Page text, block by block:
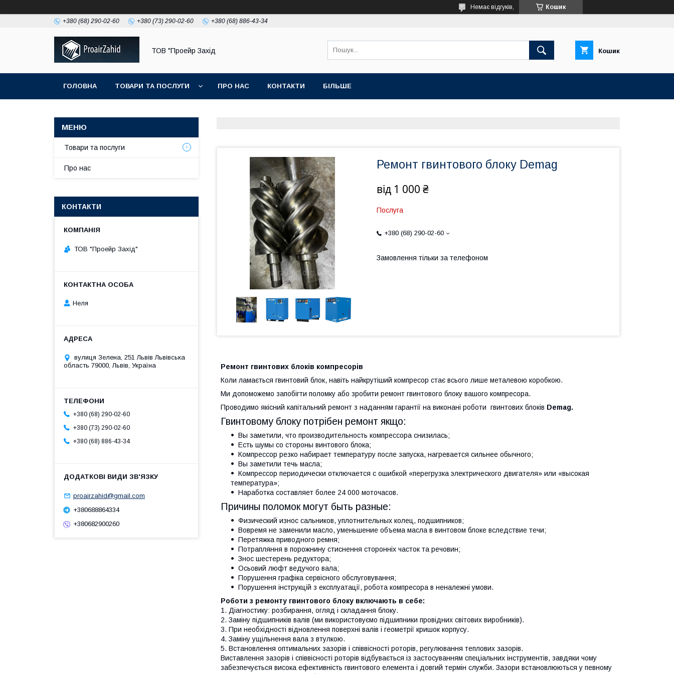
Кошик
Немає відгуків,
+380 (68) 290-02-60 +380 (73) 290-02-60 +380 (68) 886-43-34
ТОВ "Проейр Захід Кошик
ГОЛОВНА ТОВАРИ ТА ПОСЛУГИ ПРО НАС КОНТАКТИ БІЛЬШЕ
Ремонт гвинтового блоку Demag
від 1 000 ₴
Послуга
+380 (68) 290-02-60
Замовлення тільки за телефоном
Ремонт гвинтових блоків компресорів
Коли ламається гвинтовий блок, навіть найкрутіший компресор стає всього лише металевою коробкою.
Ми допоможемо запобігти поломку або зробити ремонт гвинтового блоку вашого компресора.
Проводимо якісний капітальний ремонт з наданням гарантії на виконані роботи гвинтових блоків Demag.
Гвинтовому блоку потрібен ремонт якщо:
Вы заметили, что производительность компрессора снизилась;
Есть шумы со стороны винтового блока;
Компрессор резко набирает температуру после запуска, нагревается сильнее обычного;
Вы заметили течь масла;
Компрессор периодически отключается с ошибкой «перегрузка электрического двигателя» или «высокая
температура»;
Наработка составляет более 24 000 моточасов.
Причины поломок могут быть разные:
Физический износ сальников, уплотнительных колец, подшипников;
Вовремя не заменили масло, уменьшение объема масла в винтовом блоке вследствие течи;
Перетяжка приводного ремня;
Потрапляння в порожнину стиснення сторонніх часток та речовин;
Знос шестерень редуктора;
Осьовий люфт ведучого вала;
Порушення графіка сервісного обслуговування;
Порушення інструкцій з експлуатації, робота компресора в неналежні умови.
Роботи з ремонту гвинтового блоку включають в себе:
1. Діагностику: розбирання, огляд і складання блоку.
2. Заміну підшипників валів (ми використовуємо підшипники провідних світових виробників).
3. При необхідності відновлення поверхні валів і геометрії кришок корпусу.
4. Заміну ущільнення вала з втулкою.
5. Встановлення оптимальних зазорів і співвісності роторів, регулювання теплових зазорів.
Виставлення зазорів і співвісності роторів відбувається із застосуванням спеціальних інструментів, завдяки чому
забезпечується висока ефективність гвинтового елемента і довгий термін служби. Зазори встановлюються у певному
Товари та послуги
Про нас
КОНТАКТИ
ТОВ "Проейр Захід"
Неля
вулиця Зелена, 251 Львів Львівська
область 79000, Львів, Україна
+380 (68) 290-02-60
+380 (73) 290-02-60
+380 (68) 886-43-34
proairzahid@gmail.com
+380688864334
+380682900260